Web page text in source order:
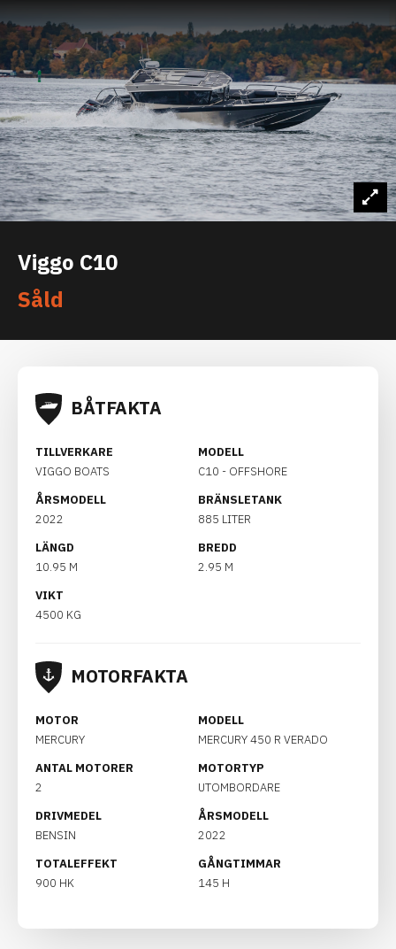
Viggo C10
Såld
BÅTFAKTA
TILLVERKARE
VIGGO BOATS
MODELL
C10 - OFFSHORE
ÅRSMODELL
2022
BRÄNSLETANK
885 LITER
LÄNGD
10.95 M
BREDD
2.95 M
VIKT
4500 KG
MOTORFAKTA
MOTOR
MERCURY
MODELL
MERCURY 450 R VERADO
ANTAL MOTORER
2
MOTORTYP
UTOMBORDARE
DRIVMEDEL
BENSIN
ÅRSMODELL
2022
TOTALEFFEKT
900 HK
GÅNGTIMMAR
145 H